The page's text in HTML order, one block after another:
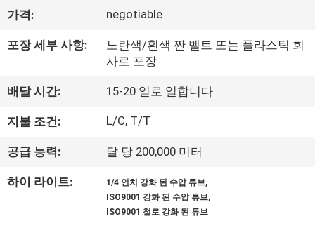
공
견
학
가격: negotiable
포장 세부 사항:
노란색/흰색 짠 벨트 또는 플라스틱 회
사로 포장
배달 시간: 15-20 일로 일합니다
지불 조건: L/C, T/T
공급 능력: 달 당 200,000 미터
하이 라이트: 1/4 인치 강화 된 수압 튜브,
ISO9001 강화 된 수압 튜브,
ISO9001 철로 강화 된 튜브